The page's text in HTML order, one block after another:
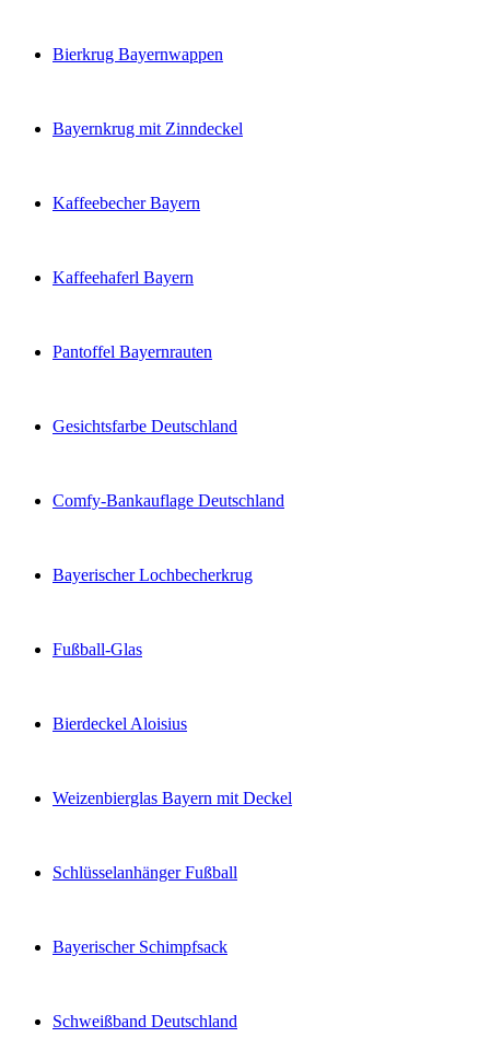
Bierkrug Bayernwappen
Bayernkrug mit Zinndeckel
Kaffeebecher Bayern
Kaffeehaferl Bayern
Pantoffel Bayernrauten
Gesichtsfarbe Deutschland
Comfy-Bankauflage Deutschland
Bayerischer Lochbecherkrug
Fußball-Glas
Bierdeckel Aloisius
Weizenbierglas Bayern mit Deckel
Schlüsselanhänger Fußball
Bayerischer Schimpfsack
Schweißband Deutschland